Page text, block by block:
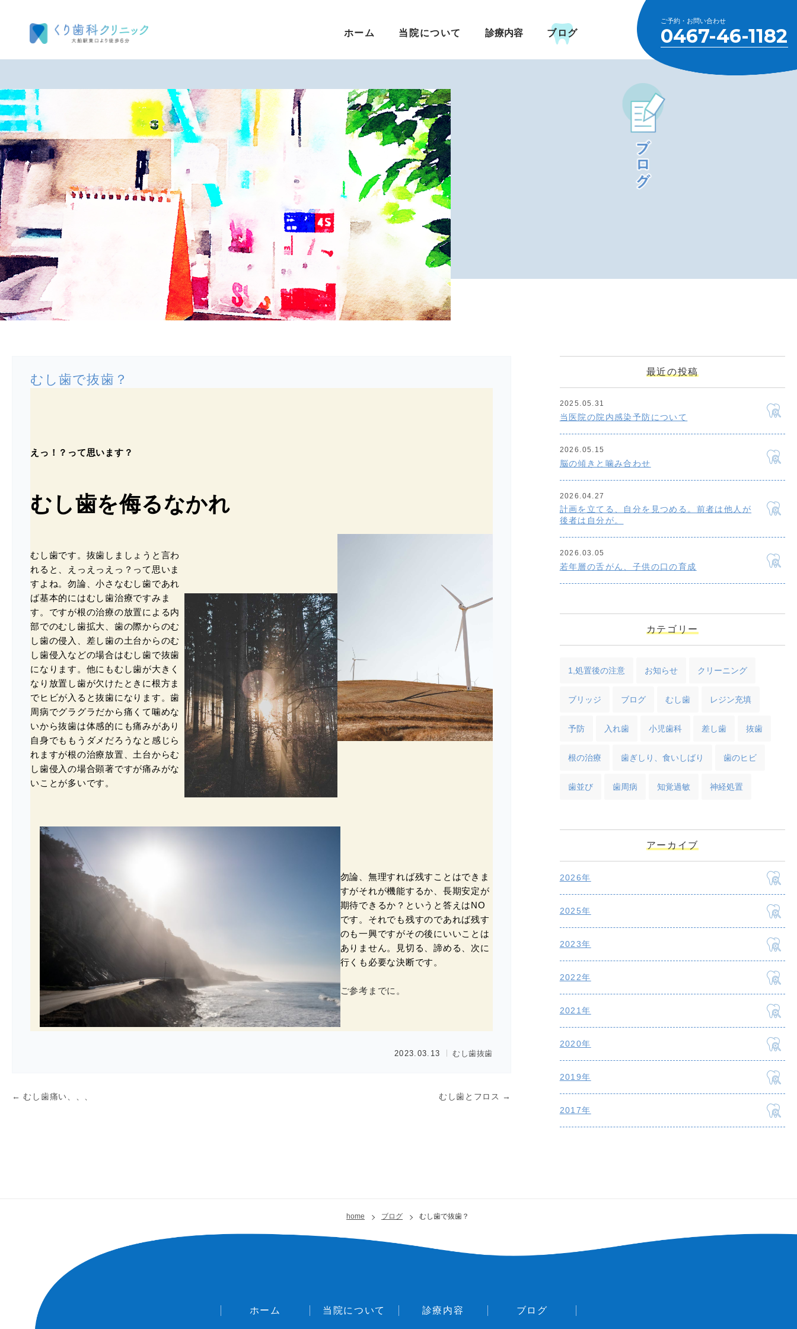
ホーム 当院について 診療内容 ブログ
ご予約・お問い合わせ
0467-46-1182
むし歯で抜歯？
えっ！？って思います？
むし歯を侮るなかれ
むし歯です。抜歯しましょうと言わ
れると、えっえっえっ？って思いま
すよね。勿論、小さなむし歯であれ
ば基本的にはむし歯治療ですみま
す。ですが根の治療の放置による内
部でのむし歯拡大、歯の際からのむ
し歯の侵入、差し歯の土台からのむ
し歯侵入などの場合はむし歯で抜歯
になります。他にもむし歯が大きく
なり放置し歯が欠けたときに根方ま
でヒビが入ると抜歯になります。歯
周病でグラグラだから痛くて噛めな
いから抜歯は体感的にも痛みがあり
自身でももうダメだろうなと感じら
れますが根の治療放置、土台からむ
し歯侵入の場合顕著ですが痛みがな
いことが多いです。
勿論、無理すれば残すことはできま
すがそれが機能するか、長期安定が
期待できるか？というと答えはNO
です。それでも残すのであれば残す
のも一興ですがその後にいいことは
ありません。見切る、諦める、次に
行くも必要な決断です。
ご参考までに。
2023.03.13 むし歯抜歯
むし歯とフロス →
← むし歯痛い、、、
最近の投稿
2025.05.31
当医院の院内感染予防について
2026.05.15
脳の傾きと噛み合わせ
2026.04.27
計画を立てる、自分を見つめる。前者は他人が
後者は自分が。
2026.03.05
若年層の舌がん、子供の口の育成
カテゴリー
1,処置後の注意 お知らせ クリーニング
ブリッジ ブログ むし歯 レジン充填
予防 入れ歯 小児歯科 差し歯 抜歯
根の治療 歯ぎしり、食いしばり 歯のヒビ
歯並び 歯周病 知覚過敏 神経処置
アーカイブ
2026年
2025年
2023年
2022年
2021年
2020年
2019年
2017年
home ブログ むし歯で抜歯？
ホーム 当院について 診療内容 ブログ